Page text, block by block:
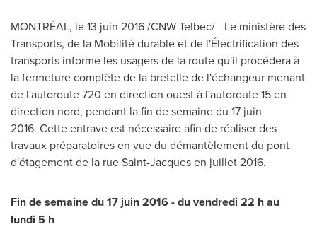
MONTRÉAL, le 13 juin 2016 /CNW Telbec/ - Le ministère des
Transports, de la Mobilité durable et de l'Électrification des
transports informe les usagers de la route qu'il procédera à
la fermeture complète de la bretelle de l'échangeur menant
de l'autoroute 720 en direction ouest à l'autoroute 15 en
direction nord, pendant la fin de semaine du 17 juin
2016. Cette entrave est nécessaire afin de réaliser des
travaux préparatoires en vue du démantèlement du pont
d'étagement de la rueSaint-Jacquesen juillet 2016.
Fin de semaine du 17 juin 2016 - du vendredi 22 h au
lundi 5 h